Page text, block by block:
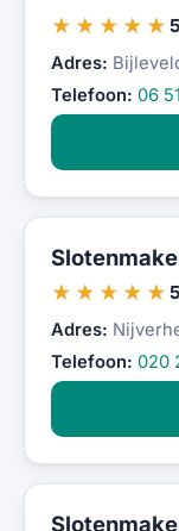
★★★★★
Adres:
Telefoon: 06
★★★★★
Adres:
Telefoon: 020